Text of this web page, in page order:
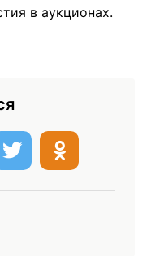
в аукционах.